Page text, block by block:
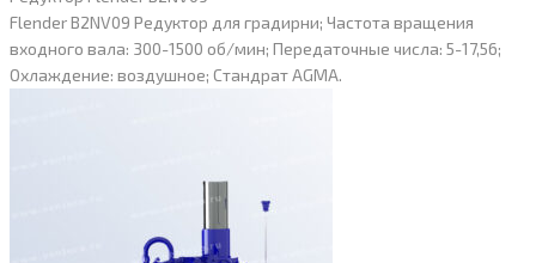
Flender B2NV09 Редуктор для градирни; Частота вращения
входного вала: 300-1500 об/мин; Передаточные числа: 5-17,56;
Охлаждение: воздушное; Стандрат AGMA.